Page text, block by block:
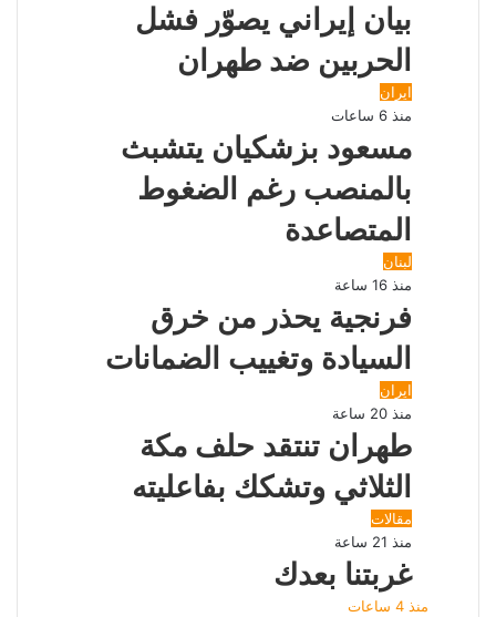
د
بيان إيراني يصوّر فشل
الحربين ضد طهران
ايران
منذ 6 ساعات
مسعود بزشكيان يتشبث
بالمنصب رغم الضغوط
المتصاعدة
لبنان
منذ 16 ساعة
فرنجية يحذر من خرق
السيادة وتغييب الضمانات
ايران
منذ 20 ساعة
طهران تنتقد حلف مكة
الثلاثي وتشكك بفاعليته
مقالات
منذ 21 ساعة
غربتنا بعدك
منذ 4 ساعات